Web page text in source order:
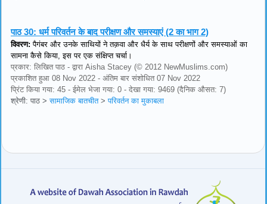
पाठ 30: धर्म परिवर्तन के बाद परीक्षण और समस्याएं (2 का भाग 2)
विवरण: पैगंबर और उनके साथियों ने तक़वा और धैर्य के साथ परीक्षणों और समस्याओं का
सामना कैसे किया, इस पर एक संक्षिप्त चर्चा।
प्रकार: लिखित पाठ - द्वारा Aisha Stacey (© 2012 NewMuslims.com)
प्रकाशित हुआ 08 Nov 2022 - अंतिम बार संशोधित 07 Nov 2022
प्रिंट किया गया: 45 - ईमेल भेजा गया: 0 - देखा गया: 9469 (दैनिक औसत: 7)
श्रेणी: पाठ >सामाजिक बातचीत>परिवर्तन का मुकाबला